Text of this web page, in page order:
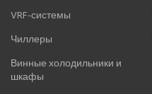
VRF-системы
Чиллеры
Винные холодильники и
шкафы